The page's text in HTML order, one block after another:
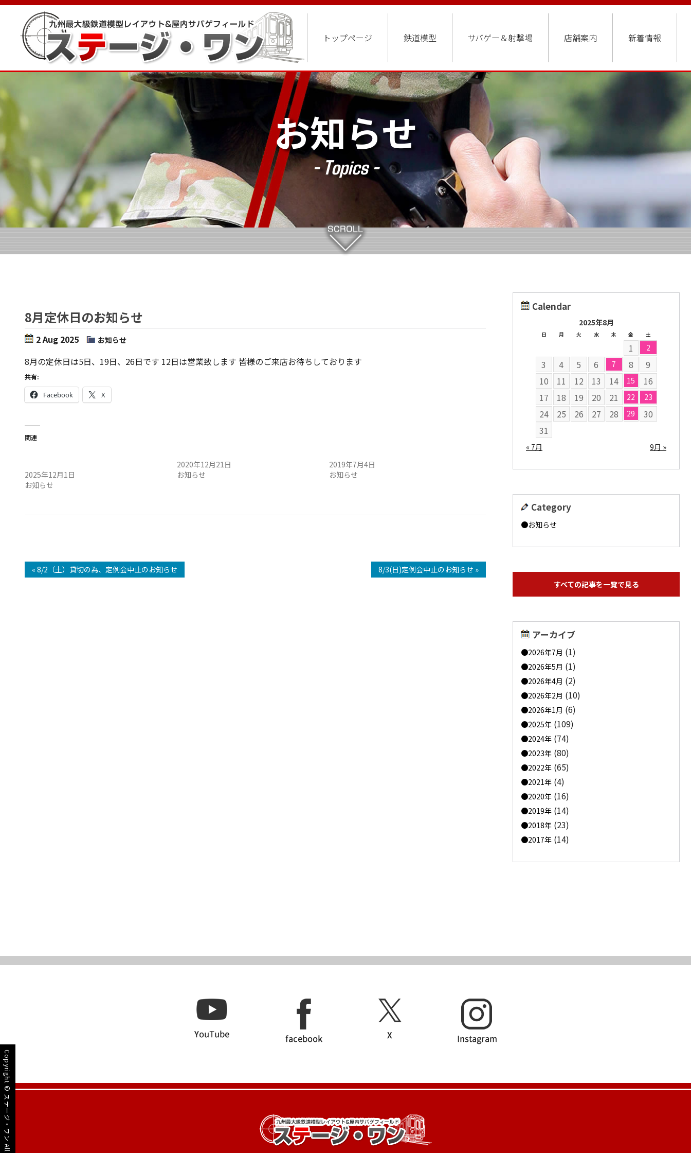
トップページ 鉄道模型 サバゲー＆射撃場 店舗案内 新着情報
お知らせ
- Topics -
8月定休日のお知らせ
2 Aug 2025 お知らせ
8月の定休日は5日、19日、26日です 12日は営業致します 皆様のご来店お待ちしております
共有:
Facebook X
関連
2025年12月1日
お知らせ
2020年12月21日
お知らせ
2019年7月4日
お知らせ
« 8/2（土）貸切の為、定例会中止のお知らせ 8/3(日)定例会中止のお知らせ »
Calendar
2025年8月
日 月 火 水 木 金 土
1 2
3 4 5 6 7 8
9
10
11 12 13 14 15
16
17
18 19 20 21 22 23
24 25 26 27 28 29
30
31
« 7月 9月 »
Category
お知らせ
すべての記事を一覧で見る
アーカイブ
2026年7月 (1)
2026年5月 (1)
2026年4月 (2)
2026年2月 (10)
2026年1月 (6)
2025年 (109)
2024年 (74)
2023年 (80)
2022年 (65)
2021年 (4)
2020年 (16)
2019年 (14)
2018年 (23)
2017年 (14)
Copyright ©
ステージ・ワン